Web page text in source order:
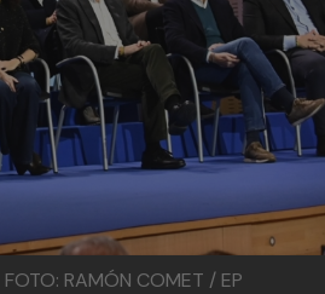
FOTO: RAMÓN COMET / EP